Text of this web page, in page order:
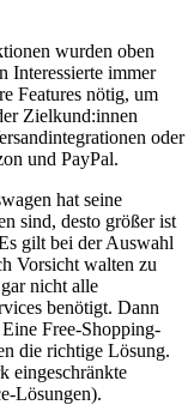
wurden oben
Interessierte immer
Features nötig, um
Zielkund:innen
oder
und PayPal.
hat seine
sind, desto größer ist
gilt bei der Auswahl
Vorsicht walten zu
nicht alle
benötigt. Dann
Free-Shopping-
die richtige Lösung.
eingeschränkte
Lösungen).